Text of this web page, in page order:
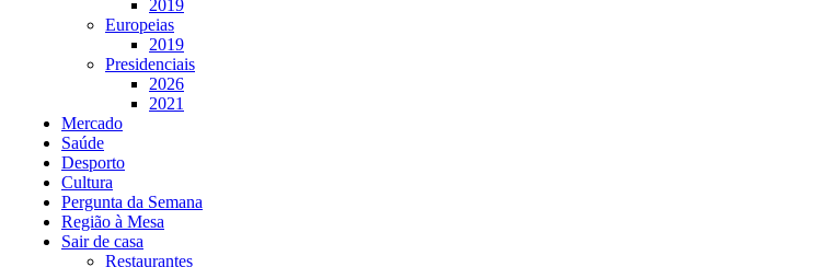
2019
Europeias
2019
Presidenciais
2026
2021
Mercado
Saúde
Desporto
Cultura
Pergunta da Semana
Região à Mesa
Sair de casa
Restaurantes